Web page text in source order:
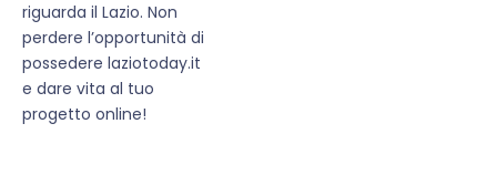
riguarda il Lazio. Non
perdere l’opportunità di
possedere laziotoday.it
e dare vita al tuo
progetto online!